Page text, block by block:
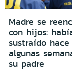
Madre se
con hijos:
sustraído hace
algunas
su padre